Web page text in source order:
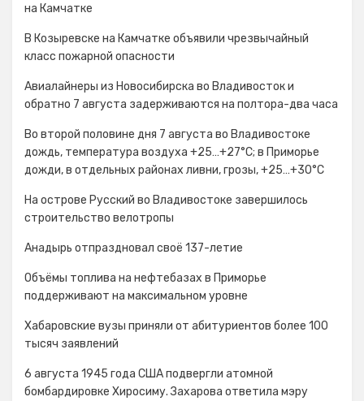
на Камчатке
В Козыревске на Камчатке объявили чрезвычайный
класс пожарной опасности
Авиалайнеры из Новосибирска во Владивосток и
обратно 7 августа задерживаются на полтора-два часа
Во второй половине дня 7 августа во Владивостоке
дождь, температура воздуха +25…+27°С; в Приморье
дожди, в отдельных районах ливни, грозы, +25…+30°C
На острове Русский во Владивостоке завершилось
строительство велотропы
Анадырь отпраздновал своё 137-летие
Объёмы топлива на нефтебазах в Приморье
поддерживают на максимальном уровне
Хабаровские вузы приняли от абитуриентов более 100
тысяч заявлений
6 августа 1945 года США подвергли атомной
бомбардировке Хиросиму. Захарова ответила мэру